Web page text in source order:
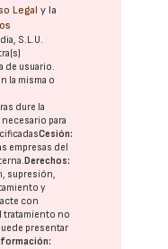
Legal y la
S.L.U.
de usuario.
la misma o
dure la
para
Cesión:
empresas del
Derechos:
supresión,
y
con
tratamiento no
presentar